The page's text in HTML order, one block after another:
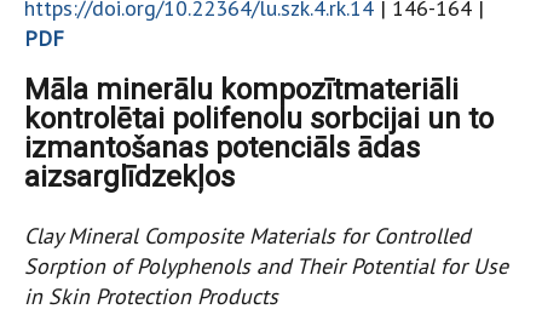
https://doi.org/10.22364/lu.szk.4.rk.14 | 146-164 |
PDF
Māla minerālu kompozītmateriāli
kontrolētai polifenolu sorbcijai un to
izmantošanas potenciāls ādas
aizsarglīdzekļos
Clay Mineral Composite Materials for Controlled
Sorption of Polyphenols and Their Potential for Use
in Skin Protection Products